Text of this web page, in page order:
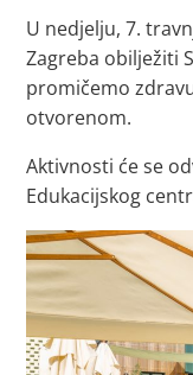
U nedjelju, 7.
Zagreba obilježiti
promičemo
otvorenom.
Aktivnosti će se
Edukacijskog